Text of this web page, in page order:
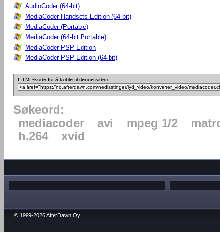
AudioCoder (64-bit)
MediaCoder Handsets Edition (64 bit)
MediaCoder (Portable)
MediaCoder (64-bit Portable)
MediaCoder PSP Edition
MediaCoder PSP Edition (64-bit)
HTML-kode for å koble til denne siden:
Søkeord:
mediacoder
avi mpeg 1/2
h.264
xvid
© 1999-2026 AfterDawn Oy